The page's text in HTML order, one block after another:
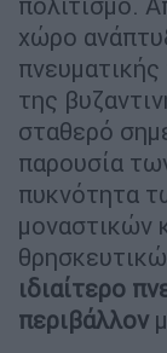
χώρο
της
σταθερό
παρουσία
πυκνότητα
μοναστικών
ιδιαίτερο
περιβάλλον